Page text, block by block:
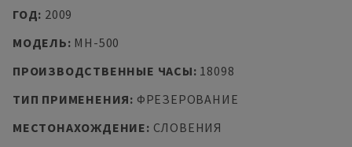
ГОД: 2009
МОДЕЛЬ: MH-500
ПРОИЗВОДСТВЕННЫЕ ЧАСЫ: 18098
ТИП ПРИМЕНЕНИЯ: ФРЕЗЕРОВАНИЕ
МЕСТОНАХОЖДЕНИЕ: СЛОВЕНИЯ